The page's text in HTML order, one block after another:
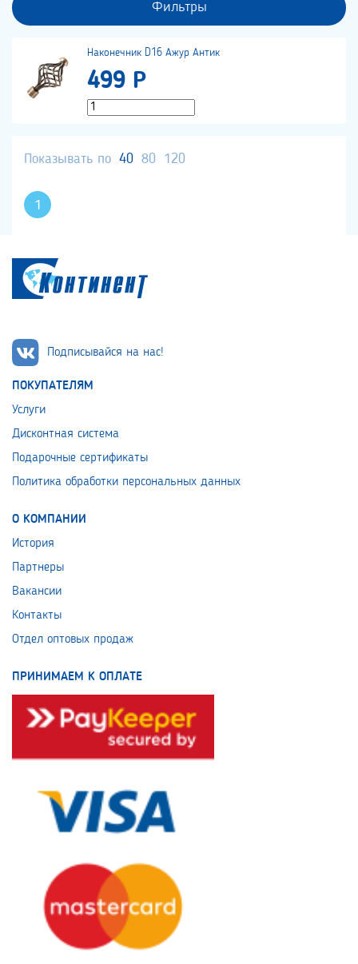
Фильтры
Наконечник D16 Ажур Антик
499 Р
Показывать по 40 80 120
1
Подписывайся на нас!
ПОКУПАТЕЛЯМ
Услуги
Дисконтная система
Подарочные сертификаты
Политика обработки персональных данных
О КОМПАНИИ
История
Партнеры
Вакансии
Контакты
Отдел оптовых продаж
ПРИНИМАЕМ К ОПЛАТЕ